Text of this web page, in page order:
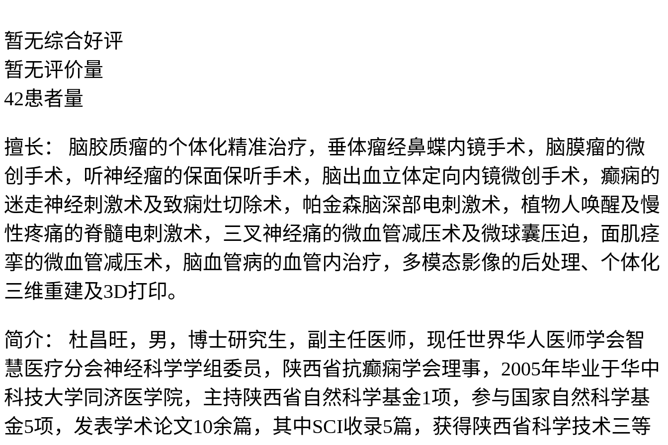
暂无综合好评
暂无评价量
42患者量
擅长：
脑胶质瘤的个体化精准治疗，垂体瘤经鼻蝶内镜手术，脑膜瘤的微
创手术，听神经瘤的保面保听手术，脑出血立体定向内镜微创手术，癫痫的
迷走神经刺激术及致痫灶切除术，帕金森脑深部电刺激术，植物人唤醒及慢
性疼痛的脊髓电刺激术，三叉神经痛的微血管减压术及微球囊压迫，面肌痉
挛的微血管减压术，脑血管病的血管内治疗，多模态影像的后处理、个体化
三维重建及3D打印。
简介：
杜昌旺，男，博士研究生，副主任医师，现任世界华人医师学会智
慧医疗分会神经科学学组委员，陕西省抗癫痫学会理事，2005年毕业于华中
科技大学同济医学院，主持陕西省自然科学基金1项，参与国家自然科学基
金5项，发表学术论文10余篇，其中SCI收录5篇，获得陕西省科学技术三等